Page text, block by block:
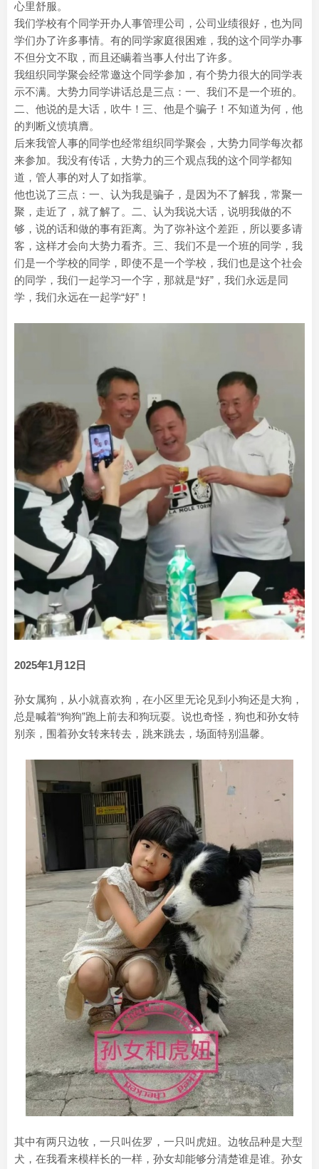
心里舒服。
我们学校有个同学开办人事管理公司，公司业绩很好，也为同
学们办了许多事情。有的同学家庭很困难，我的这个同学办事
不但分文不取，而且还瞒着当事人付出了许多。
我组织同学聚会经常邀这个同学参加，有个势力很大的同学表
示不满。大势力同学讲话总是三点：一、我们不是一个班的。
二、他说的是大话，吹牛！三、他是个骗子！不知道为何，他
的判断义愤填膺。
后来我管人事的同学也经常组织同学聚会，大势力同学每次都
来参加。我没有传话，大势力的三个观点我的这个同学都知
道，管人事的对人了如指掌。
他也说了三点：一、认为我是骗子，是因为不了解我，常聚一
聚，走近了，就了解了。二、认为我说大话，说明我做的不
够，说的话和做的事有距离。为了弥补这个差距，所以要多请
客，这样才会向大势力看齐。三、我们不是一个班的同学，我
们是一个学校的同学，即使不是一个学校，我们也是这个社会
的同学，我们一起学习一个字，那就是“好”，我们永远是同
学，我们永远在一起学“好”！
2025年1月12日
孙女属狗，从小就喜欢狗，在小区里无论见到小狗还是大狗，
总是喊着“狗狗”跑上前去和狗玩耍。说也奇怪，狗也和孙女特
别亲，围着孙女转来转去，跳来跳去，场面特别温馨。
其中有两只边牧，一只叫佐罗，一只叫虎妞。边牧品种是大型
犬，在我看来模样长的一样，孙女却能够分清楚谁是谁。孙女